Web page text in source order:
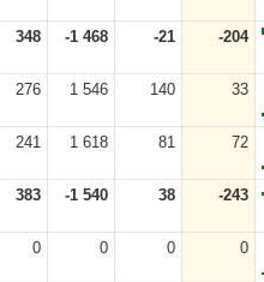
348 -1 468 -21 -204
276 1 546 140 33
241 1 618 81 72
383 -1 540 38 -243
0 0 0 0